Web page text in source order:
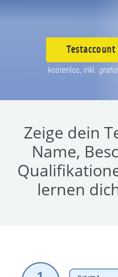
Testaccount
kostenlos, inkl. gratis
Zeige dein
Name,
lernen